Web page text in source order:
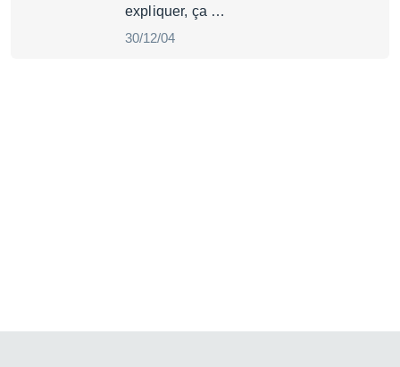
expliquer, ça …
30/12/04